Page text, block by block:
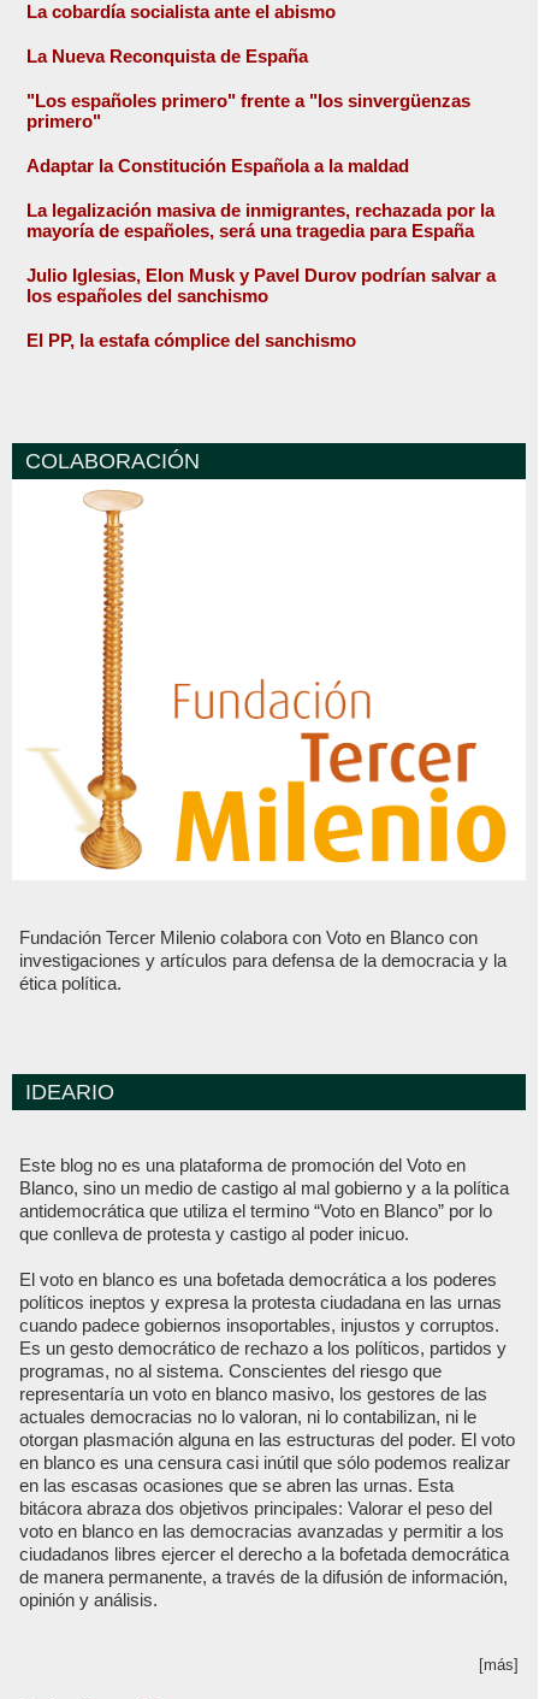
La cobardía socialista ante el abismo
La Nueva Reconquista de España
"Los españoles primero" frente a "los sinvergüenzas
primero"
Adaptar la Constitución Española a la maldad
La legalización masiva de inmigrantes, rechazada por la
mayoría de españoles, será una tragedia para España
Julio Iglesias, Elon Musk y Pavel Durov podrían salvar a
los españoles del sanchismo
El PP, la estafa cómplice del sanchismo
COLABORACIÓN
Fundación Tercer Milenio colabora con Voto en Blanco con
investigaciones y artículos para defensa de la democracia y la
ética política.
IDEARIO
Este blog no es una plataforma de promoción del Voto en
Blanco, sino un medio de castigo al mal gobierno y a la política
antidemocrática que utiliza el termino “Voto en Blanco” por lo
que conlleva de protesta y castigo al poder inicuo.
El voto en blanco es una bofetada democrática a los poderes
políticos ineptos y expresa la protesta ciudadana en las urnas
cuando padece gobiernos insoportables, injustos y corruptos.
Es un gesto democrático de rechazo a los políticos, partidos y
programas, no al sistema. Conscientes del riesgo que
representaría un voto en blanco masivo, los gestores de las
actuales democracias no lo valoran, ni lo contabilizan, ni le
otorgan plasmación alguna en las estructuras del poder. El voto
en blanco es una censura casi inútil que sólo podemos realizar
en las escasas ocasiones que se abren las urnas. Esta
bitácora abraza dos objetivos principales: Valorar el peso del
voto en blanco en las democracias avanzadas y permitir a los
ciudadanos libres ejercer el derecho a la bofetada democrática
de manera permanente, a través de la difusión de información,
opinión y análisis.
[más]